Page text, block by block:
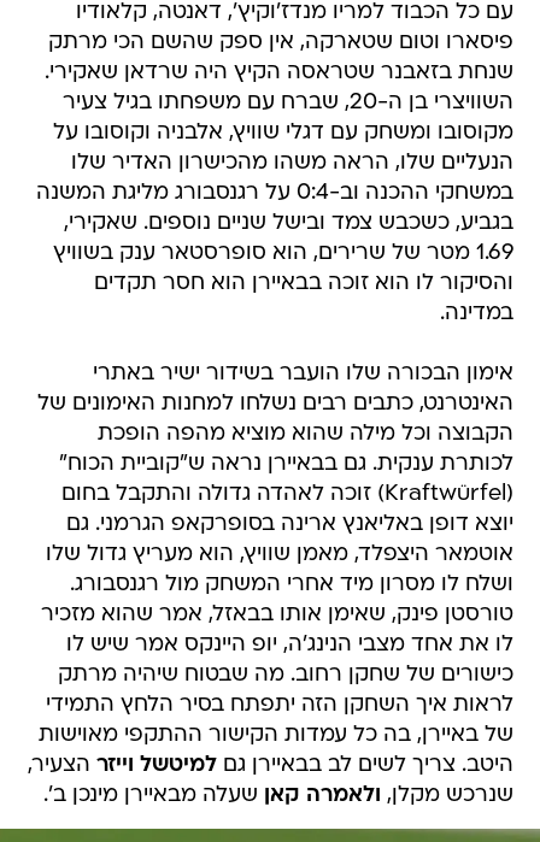
עם כל הכבוד למריו מנדז'וקיץ', דאנטה, קלאודיו
פיסארו וטום שטארקה, אין ספק שהשם הכי מרתק
שנחת בזאבנר שטראסה הקיץ היה שרדאן שאקירי.
השוויצרי בן ה-20, שברח עם משפחתו בגיל צעיר
מקוסובו ומשחק עם דגלי שוויץ, אלבניה וקוסובו על
הנעליים שלו, הראה משהו מהכישרון האדיר שלו
במשחקי ההכנה וב-0:4 על רגנסבורג מליגת המשנה
בגביע, כשכבש צמד ובישל שניים נוספים. שאקירי,
1.69 מטר של שרירים, הוא סופרסטאר ענק בשוויץ
והסיקור לו הוא זוכה בבאיירן הוא חסר תקדים
במדינה.
אימון הבכורה שלו הועבר בשידור ישיר באתרי
האינטרנט, כתבים רבים נשלחו למחנות האימונים של
הקבוצה וכל מילה שהוא מוציא מהפה הופכת
לכותרת ענקית. גם בבאיירן נראה ש"קוביית הכוח"
(Kraftwürfel) זוכה לאהדה גדולה והתקבל בחום
יוצא דופן באליאנץ ארינה בסופרקאפ הגרמני. גם
אוטמאר היצפלד, מאמן שוויץ, הוא מעריץ גדול שלו
ושלח לו מסרון מיד אחרי המשחק מול רגנסבורג.
טורסטן פינק, שאימן אותו בבאזל, אמר שהוא מזכיר
לו את אחד מצבי הנינג'ה, יופ היינקס אמר שיש לו
כישורים של שחקן רחוב. מה שבטוח שיהיה מרתק
לראות איך השחקן הזה יתפתח בסיר הלחץ התמידי
של באיירן, בה כל עמדות הקישור ההתקפי מאוישות
היטב. צריך לשים לב בבאיירן גםלמיטשל וייזר הצעיר,
שנרכש מקלן, ולאמרה קאן שעלה מבאיירן מינכן ב'.